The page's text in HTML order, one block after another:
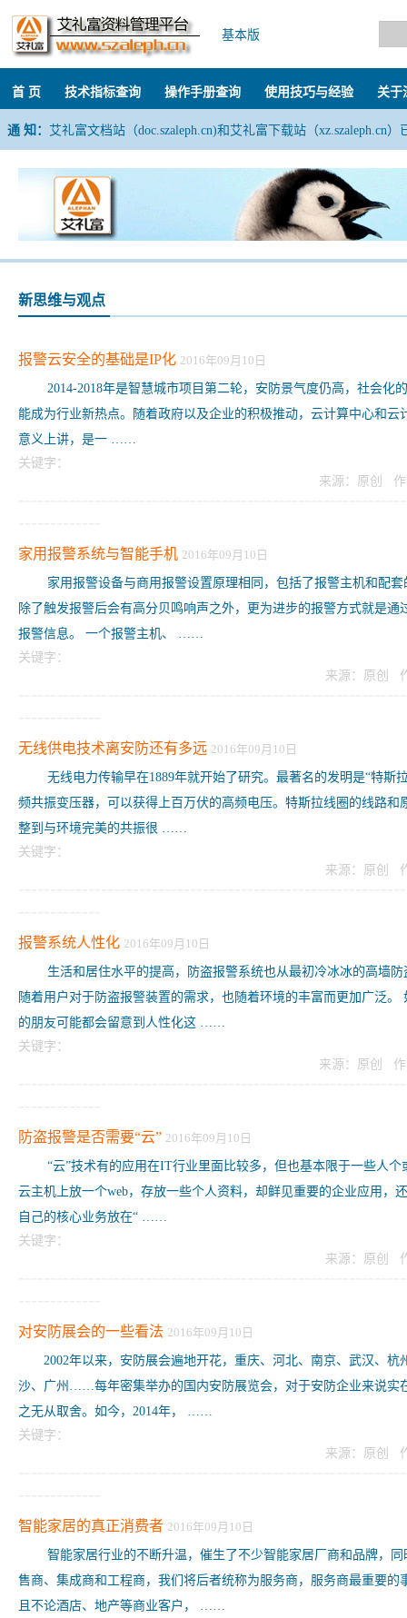
基本版
首 页 技术指标查询 操作手册查询 使用技巧与经验 关于
通 知： 艾礼富文档站（doc.szaleph.cn)和艾礼富下载站（xz.szaleph.cn）
新思维与观点
报警云安全的基础是IP化 2016年09月10日
2014-2018年是智慧城市项目第二轮，安防景气度仍高，社会化
能成为行业新热点。随着政府以及企业的积极推动，云计算中心和云
意义上讲，是一 ……
关键字：
来源：原创
家用报警系统与智能手机 2016年09月10日
家用报警设备与商用报警设置原理相同，包括了报警主机和配套
除了触发报警后会有高分贝鸣响声之外，更为进步的报警方式就是通
报警信息。 一个报警主机、 ……
关键字：
来源：原创
无线供电技术离安防还有多远 2016年09月10日
无线电力传输早在1889年就开始了研究。最著名的发明是“特斯
频共振变压器，可以获得上百万伏的高频电压。特斯拉线圈的线路和
整到与环境完美的共振很 ……
关键字：
来源：原创
报警系统人性化 2016年09月10日
生活和居住水平的提高，防盗报警系统也从最初冷冰冰的高墙防
随着用户对于防盗报警装置的需求，也随着环境的丰富而更加广泛。
的朋友可能都会留意到人性化这 ……
关键字：
来源：原创
防盗报警是否需要“云” 2016年09月10日
“云”技术有的应用在IT行业里面比较多，但也基本限于一些人个
云主机上放一个web，存放一些个人资料，却鲜见重要的企业应用，
自己的核心业务放在“ ……
关键字：
来源：原创
对安防展会的一些看法 2016年09月10日
2002年以来，安防展会遍地开花，重庆、河北、南京、武汉、杭
沙、广州……每年密集举办的国内安防展览会，对于安防企业来说实
之无从取舍。如今，2014年， ……
关键字：
来源：原创
智能家居的真正消费者 2016年09月10日
智能家居行业的不断升温，催生了不少智能家居厂商和品牌，同
售商、集成商和工程商，我们将后者统称为服务商，服务商最重要的
且不论酒店、地产等商业客户， ……